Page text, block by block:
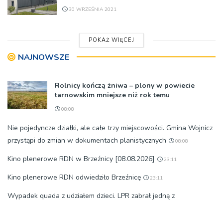
30 WRZEŚNIA 2021
POKAŻ WIĘCEJ
NAJNOWSZE
Rolnicy kończą żniwa – plony w powiecie
tarnowskim mniejsze niż rok temu
08:08
Nie pojedyncze działki, ale całe trzy miejscowości. Gmina Wojnicz
przystąpi do zmian w dokumentach planistycznych
08:08
Kino plenerowe RDN w Brzeźnicy [08.08.2026] 23:11
Kino plenerowe RDN odwiedziło Brzeźnicę 23:11
Wypadek quada z udziałem dzieci. LPR zabrał jedną z